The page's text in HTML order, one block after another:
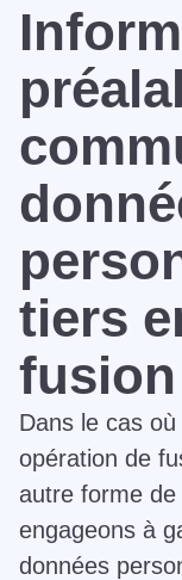
tiers
Dans le cas
opération de
autre forme de
engageons à
données